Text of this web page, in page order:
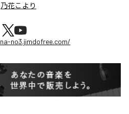
乃花こより
no3.jimdofree.com/